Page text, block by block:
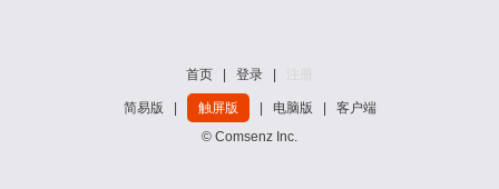
首页 登录
简易版 触屏版 电脑版
客户端
© Comsenz Inc.